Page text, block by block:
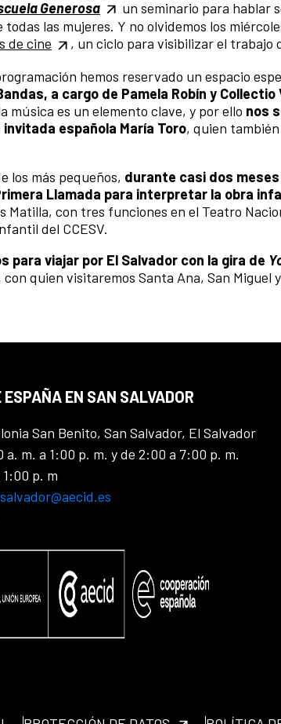
Generosa
un seminario para hablar
las mujeres. Y no olvidemos los
de cine
, un ciclo para visibilizar el trabajo
hemos reservado un espacio
a cargo de Pamela Robín y
música es un elemento clave, y por ello nos
invitada española María Toro, quien
los más pequeños, durante casi dos
Llamada para interpretar la obra
Matilla, con tres funciones en el Teatro
del CCESV.
para viajar por El Salvador con la gira de
con quien visitaremos Santa Ana, San Miguel
EN SAN SALVADOR
San Benito, San Salvador, El Salvador
m. a 1:00 p. m. y de 2:00 a 7:00 p. m.
p. m